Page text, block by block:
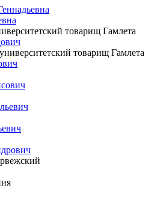
товарищ Гамлета
товарищ Гамлета